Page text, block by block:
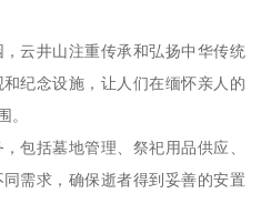
云井山注重传承和弘扬中华传统
纪念设施，让人们在缅怀亲人的
。
包括墓地管理、祭祀用品供应、
需求，确保逝者得到妥善的安置